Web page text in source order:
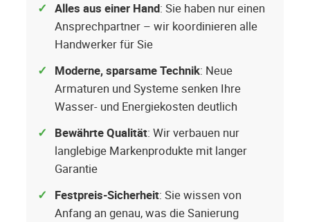
Alles aus einer Hand: Sie haben nur einen
Ansprechpartner – wir koordinieren alle
Handwerker für Sie
Moderne, sparsame Technik: Neue
Armaturen und Systeme senken Ihre
Wasser- und Energiekosten deutlich
Bewährte Qualität: Wir verbauen nur
langlebige Markenprodukte mit langer
Garantie
Festpreis-Sicherheit: Sie wissen von
Anfang an genau, was die Sanierung